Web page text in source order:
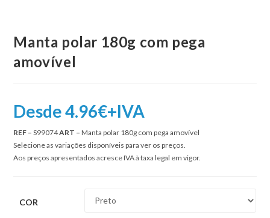
Manta polar 180g com pega
amovível
Desde 4.96€+IVA
REF – S99074ART –Manta polar 180g com pega amovível
Selecione as variações disponíveis para ver os preços.
Aos preços apresentados acresce IVA à taxa legal em vigor.
COR